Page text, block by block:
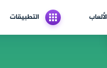
الألعاب التطبيقات